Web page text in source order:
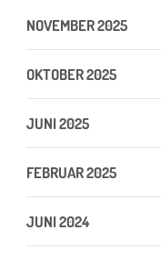
NOVEMBER 2025
OKTOBER 2025
JUNI 2025
FEBRUAR 2025
JUNI 2024